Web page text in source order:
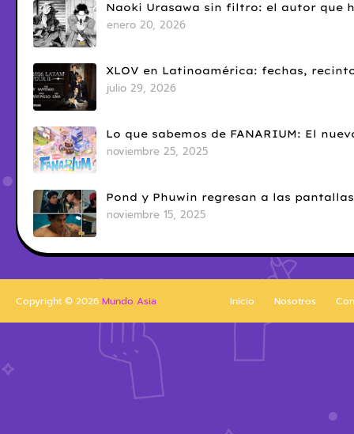
Naoki Urasawa sin filtro: el autor que
enero 20, 2026
XLOV en Latinoamérica: fechas,
julio 29, 2026
Lo que sabemos de FANARIUM: El
noviembre 25, 2025
Pond y Phuwin regresan a las
noviembre 15, 2025
Inicio Nosotros
Copyright © 2026 Mundo Asia